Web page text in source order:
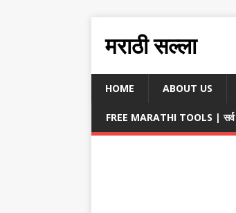
मराठी सल्ला
HOME ABOUT US
FREE MARATHI TOOLS |